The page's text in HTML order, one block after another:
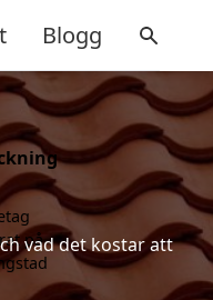
Blogg
vad det kostar att
på